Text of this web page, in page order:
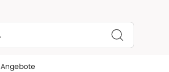
Angebote